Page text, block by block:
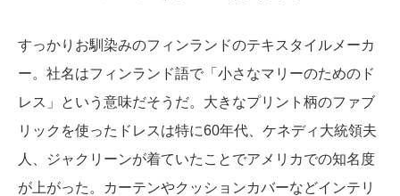
すっかりお馴染みのフィンランドのテキスタイルメーカ
ー。社名はフィンランド語で「小さなマリーのためのド
レス」という意味だそうだ。大きなプリント柄のファブ
リックを使ったドレスは特に60年代、ケネディ大統領夫
人、ジャクリーンが着ていたことでアメリカでの知名度
が上がった。カーテンやクッションカバーなどインテリ